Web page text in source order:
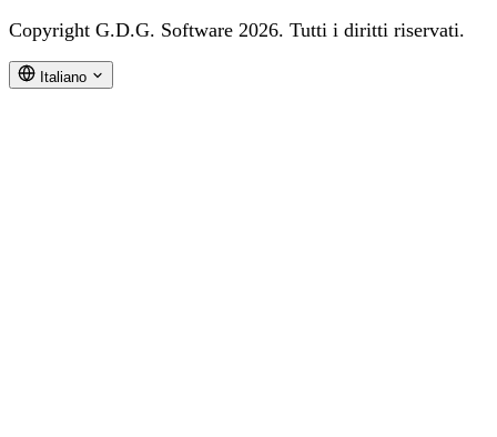
Copyright G.D.G. Software 2026. Tutti i diritti riservati.
Italiano